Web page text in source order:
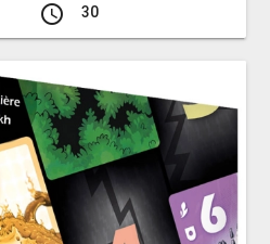
access_time 30